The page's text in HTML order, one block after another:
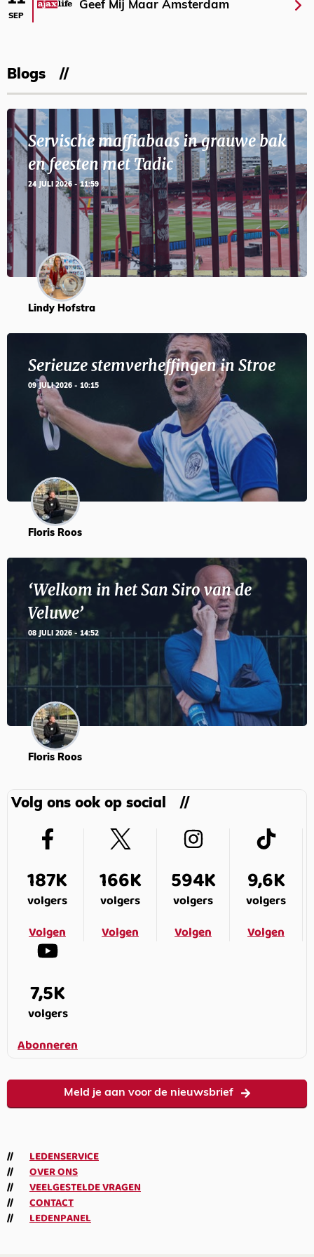
SEP
Geef Mij Maar Amsterdam
Blogs
Servische maffiabaas in grauwe bak
en feesten met Tadic
24 JULI 2026 - 11:59
Lindy Hofstra
Serieuze stemverheffingen in Stroe
09 JULI 2026 - 10:15
Floris Roos
‘Welkom in het San Siro van de
Veluwe’
08 JULI 2026 - 14:52
Floris Roos
Volg ons ook op social
187K
volgers
Volgen
166K
volgers
Volgen
594K
volgers
Volgen
9,6K
volgers
Volgen
7,5K
volgers
Abonneren
Meld je aan voor de nieuwsbrief
LEDENSERVICE
OVER ONS
VEELGESTELDE VRAGEN
CONTACT
LEDENPANEL